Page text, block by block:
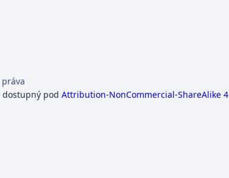
dostupný pod Attribution-NonCommercial-ShareAlike